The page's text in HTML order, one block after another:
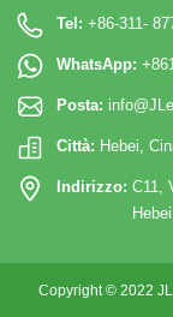
Tel: +86-311-
WhatsApp:
Posta:
Città: Hebei,
Indirizzo: C11,
Copyright © 2022